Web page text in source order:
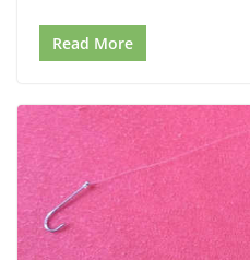
Read More